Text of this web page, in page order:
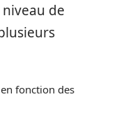
de
fonction des